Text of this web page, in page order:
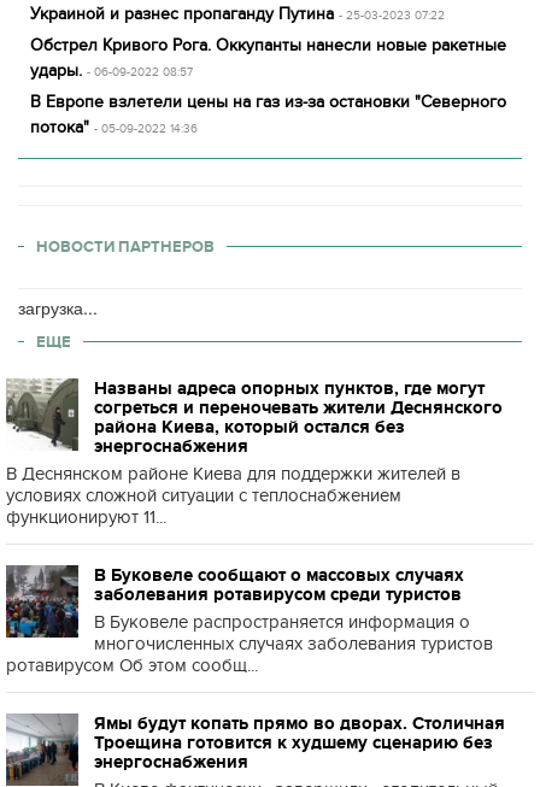
Украиной и разнес пропаганду Путина - 25-03-2023 07:22
Обстрел Кривого Рога. Оккупанты нанесли новые ракетные
удары. - 06-09-2022 08:57
В Европе взлетели цены на газ из-за остановки "Северного
потока" - 05-09-2022 14:36
НОВОСТИ ПАРТНЕРОВ
загрузка...
ЕЩЕ
Названы адреса опорных пунктов, где могут
согреться и переночевать жители Деснянского
района Киева, который остался без
энергоснабжения
В Деснянском районе Киева для поддержки жителей в
условиях сложной ситуации с теплоснабжением
функционируют 11...
В Буковеле сообщают о массовых случаях
заболевания ротавирусом среди туристов
В Буковеле распространяется информация о
многочисленных случаях заболевания туристов
ротавирусом Об этом сообщ...
Ямы будут копать прямо во дворах. Столичная
Троещина готовится к худшему сценарию без
энергоснабжения